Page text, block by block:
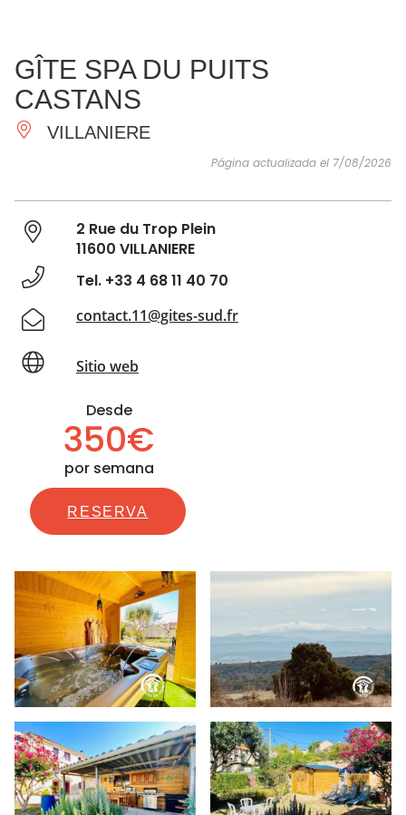
IMPRESCINDIBLES
HACER
INSPIRACIONES
GÎTE SPA DU PUITS
CASTANS
VILLANIERE
Página actualizada el 7/08/2026
2 Rue du Trop Plein
11600 VILLANIERE
Tel. +33 4 68 11 40 70
contact.11@gites-sud.fr
Sitio web
Desde
350€
por semana
RESERVA